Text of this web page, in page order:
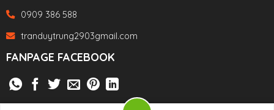
0909 386 588
tranduytrung2903gmail.com
FANPAGE FACEBOOK